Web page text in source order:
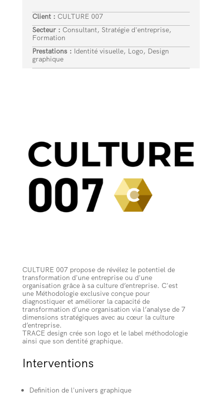
Client : CULTURE 007
Secteur : Consultant, Stratégie d'entreprise,
Formation
Prestations : Identité visuelle, Logo, Design
graphique
CULTURE 007 propose de révélez le potentiel de
transformation d'une entreprise ou d'une
organisation grâce à sa culture d’entreprise. C'est
une Méthodologie exclusive conçue pour
diagnostiquer et améliorer la capacité de
transformation d’une organisation via l’analyse de 7
dimensions stratégiques avec au cœur la culture
d’entreprise.
TRACE design crée son logo et le label méthodologie
ainsi que son dentité graphique.
Interventions
Definition de l'univers graphique